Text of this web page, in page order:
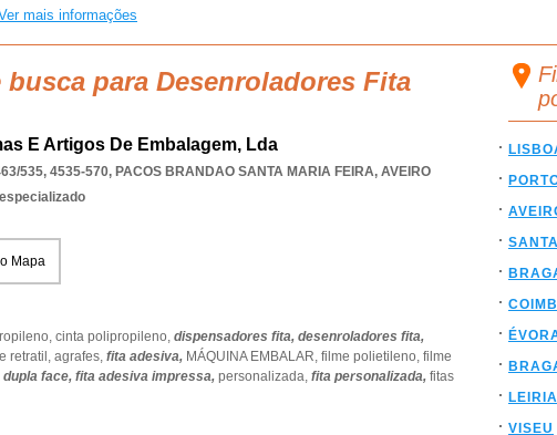
mais informações
para Desenroladores Fita
E Artigos De Embalagem, Lda
535, 4535-570, PACOS BRANDAO SANTA MARIA FEIRA, AVEIRO
Mapa
cinta polipropileno, dispensadores fita, desenroladores fita,
retratil, agrafes, fita adesiva, MÁQUINA EMBALAR, filme polietileno, filme
face, fita adesiva impressa, personalizada, fita personalizada, fitas
LEIRIA
VISEU